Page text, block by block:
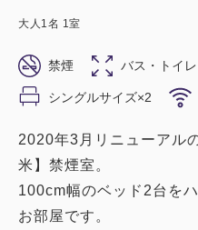
大人 1 名 1 室
禁煙 バス・トイ
シングルサイズ×2
2020年3月リニューアル
米】禁煙室。
100cm幅のベッド2台を
お部屋です。